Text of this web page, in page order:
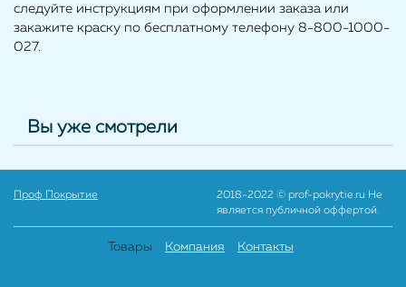
следуйте инструкциям при оформлении заказа или
закажите краску по бесплатному телефону 8-800-1000-
027.
Вы уже смотрели
Проф Покрытие
2018-2022 © prof-pokrytie.ru Не
является публичной оффертой.
Товары Компания Контакты